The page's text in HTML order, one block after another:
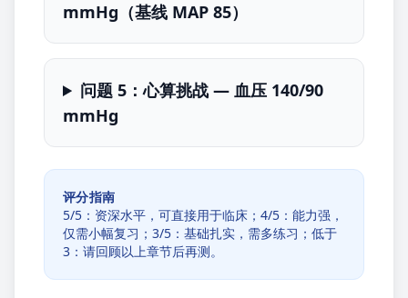
mmHg（基线 MAP 85）
问题 5：心算挑战 — 血压 140/90
mmHg
评分指南
5/5：资深水平，可直接用于临床；4/5：能力强，
仅需小幅复习；3/5：基础扎实，需多练习；低于
3：请回顾以上章节后再测。